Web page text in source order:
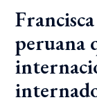
peruana